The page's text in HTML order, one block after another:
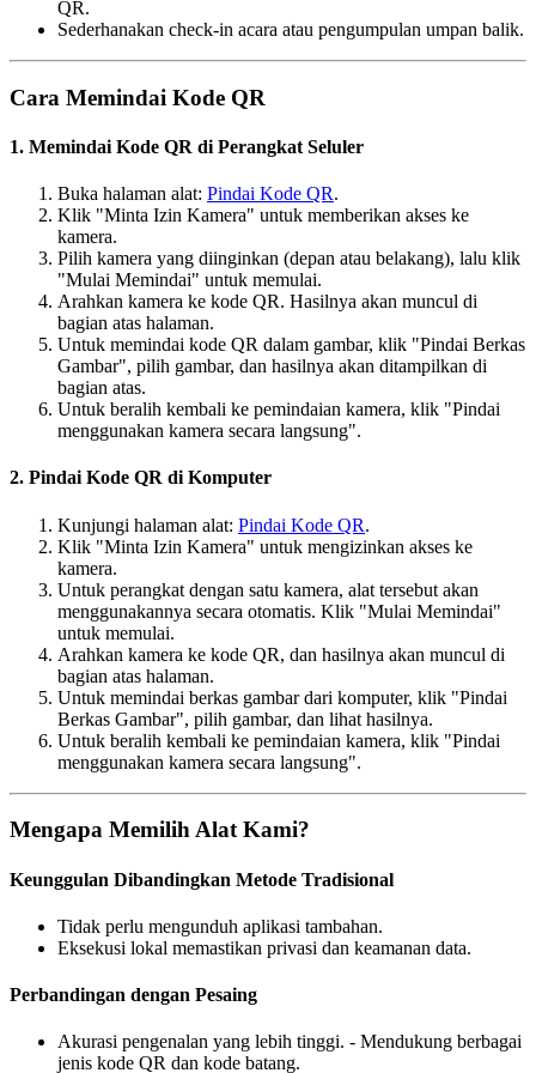
QR.
Sederhanakan check-in acara atau pengumpulan umpan balik.
Cara Memindai Kode QR
1. Memindai Kode QR di Perangkat Seluler
Buka halaman alat: Pindai Kode QR.
Klik "Minta Izin Kamera" untuk memberikan akses ke
kamera.
Pilih kamera yang diinginkan (depan atau belakang), lalu klik
"Mulai Memindai" untuk memulai.
Arahkan kamera ke kode QR. Hasilnya akan muncul di
bagian atas halaman.
Untuk memindai kode QR dalam gambar, klik "Pindai Berkas
Gambar", pilih gambar, dan hasilnya akan ditampilkan di
bagian atas.
Untuk beralih kembali ke pemindaian kamera, klik "Pindai
menggunakan kamera secara langsung".
2. Pindai Kode QR di Komputer
Kunjungi halaman alat: Pindai Kode QR.
Klik "Minta Izin Kamera" untuk mengizinkan akses ke
kamera.
Untuk perangkat dengan satu kamera, alat tersebut akan
menggunakannya secara otomatis. Klik "Mulai Memindai"
untuk memulai.
Arahkan kamera ke kode QR, dan hasilnya akan muncul di
bagian atas halaman.
Untuk memindai berkas gambar dari komputer, klik "Pindai
Berkas Gambar", pilih gambar, dan lihat hasilnya.
Untuk beralih kembali ke pemindaian kamera, klik "Pindai
menggunakan kamera secara langsung".
Mengapa Memilih Alat Kami?
Keunggulan Dibandingkan Metode Tradisional
Tidak perlu mengunduh aplikasi tambahan.
Eksekusi lokal memastikan privasi dan keamanan data.
Perbandingan dengan Pesaing
Akurasi pengenalan yang lebih tinggi. - Mendukung berbagai
jenis kode QR dan kode batang.